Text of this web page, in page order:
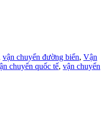
vận chuyển đường biển, Vận
chuyển quốc tế, vận chuyển